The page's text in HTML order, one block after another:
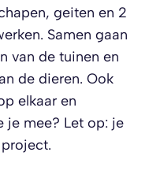
geiten en 2
Samen gaan
van de tuinen en
de dieren. Ook
elkaar en
je mee? Let op: je